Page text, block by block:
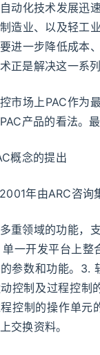
化技术发展迅速
造业、以及轻工
进一步降低成本
正是解决这一系
场上PAC作为最
产品的看法。
念的提出
年由ARC咨询
领域的功能，支
一开发平台上整
参数和功能。3.
控制及过程控制
控制的操作单元
交换资料。